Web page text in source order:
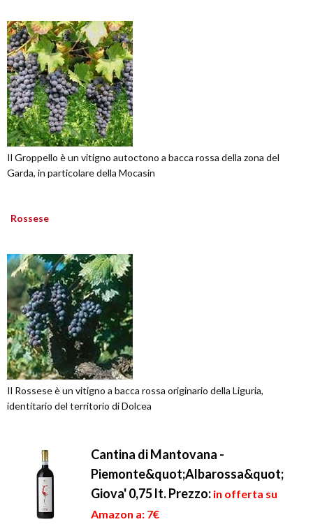
Il Groppello è un vitigno autoctono a bacca rossa della zona del
Garda, in particolare della Mocasin
Rossese
Il Rossese è un vitigno a bacca rossa originario della Liguria,
identitario del territorio di Dolcea
Cantina di Mantovana -
Piemonte&quot;Albarossa&quot;
Giova' 0,75 lt.Prezzo: in offerta su
Amazon a: 7€